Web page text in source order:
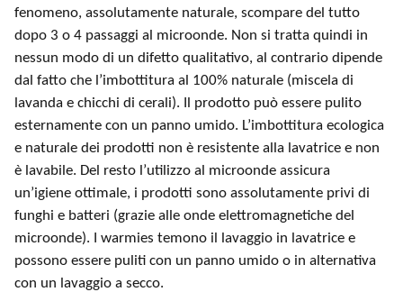
fenomeno, assolutamente naturale, scompare del tutto
dopo 3 o 4 passaggi al microonde. Non si tratta quindi in
nessun modo di un difetto qualitativo, al contrario dipende
dal fatto che l’imbottitura al 100% naturale (miscela di
lavanda e chicchi di cerali). Il prodotto può essere pulito
esternamente con un panno umido. L’imbottitura ecologica
e naturale dei prodotti non è resistente alla lavatrice e non
è lavabile. Del resto l’utilizzo al microonde assicura
un’igiene ottimale, i prodotti sono assolutamente privi di
funghi e batteri (grazie alle onde elettromagnetiche del
microonde). I warmies temono il lavaggio in lavatrice e
possono essere puliti con un panno umido o in alternativa
con un lavaggio a secco.